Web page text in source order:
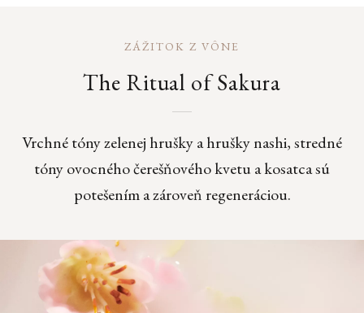
ZÁŽITOK Z VÔNE
The Ritual of Sakura
Vrchné tóny zelenej hrušky a hrušky nashi, stredné
tóny ovocného čerešňového kvetu a kosatca sú
potešením a zároveň regeneráciou.